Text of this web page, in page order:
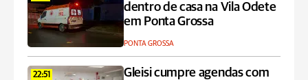
dentro de casa na Vila Odete
em Ponta Grossa
PONTA GROSSA
22:51
Gleisi cumpre agendas com